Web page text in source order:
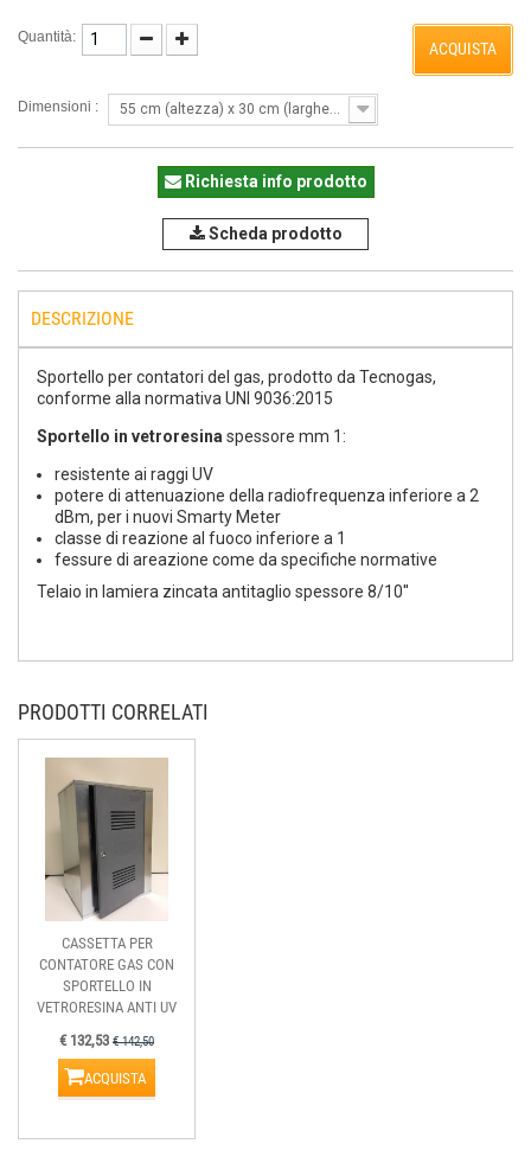
Quantità:
ACQUISTA
Dimensioni : 55 cm (altezza) x 30 cm (larghezza)
Richiesta info prodotto
Scheda prodotto
DESCRIZIONE
Sportello per contatori del gas, prodotto da Tecnogas,
conforme alla normativa UNI 9036:2015
Sportello in vetroresina spessore mm 1:
resistente ai raggi UV
potere di attenuazione della radiofrequenza inferiore a 2
dBm, per i nuovi Smarty Meter
classe di reazione al fuoco inferiore a 1
fessure di areazione come da specifiche normative
Telaio in lamiera zincata antitaglio spessore 8/10''
PRODOTTI CORRELATI
CASSETTA PER
CONTATORE GAS CON
SPORTELLO IN
VETRORESINA ANTI UV
€ 132,53 € 142,50
ACQUISTA